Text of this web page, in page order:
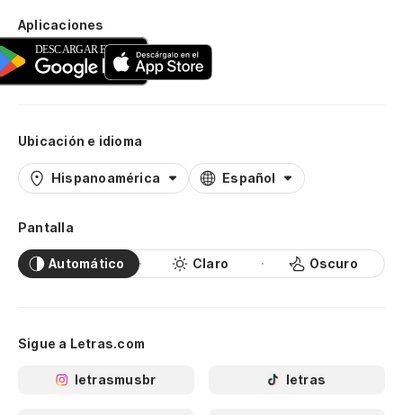
Aplicaciones
Ubicación e idioma
Hispanoamérica Español
Pantalla
Automático Claro Oscuro
Sigue a Letras.com
letrasmusbr letras